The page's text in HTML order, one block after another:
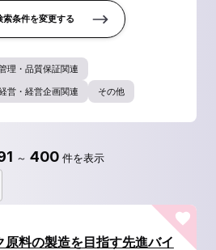
索条件を変更する
理・品質保証関連
営・経営企画関連 その他
～ 400 件を表示
原料の製造を目指す先進バイ